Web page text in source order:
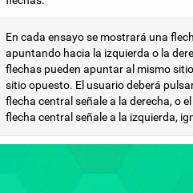
En cada ensayo se mostrará una
apuntando hacia la izquierda o la
flechas pueden apuntar al mismo
sitio opuesto. El usuario deberá
flecha central señale a la derecha, o
flecha central señale a la izquierda,